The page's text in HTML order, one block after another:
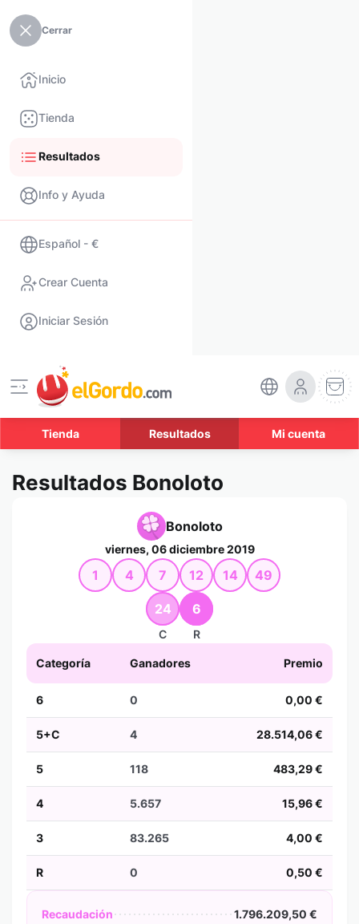
Cerrar
Inicio
Tienda
Resultados
Info y Ayuda
Español - €
Crear Cuenta
Iniciar Sesión
Tienda Resultados Mi cuenta
Resultados Bonoloto
Bonoloto
viernes, 06 diciembre 2019
1 4 7 12 14 49
24
C
6
R
Categoría Ganadores Premio
6 0 0,00 €
5+C 4 28.514,06 €
5 118 483,29 €
4 5.657 15,96 €
3 83.265 4,00 €
R 0 0,50 €
Recaudación
1.796.209,50 €